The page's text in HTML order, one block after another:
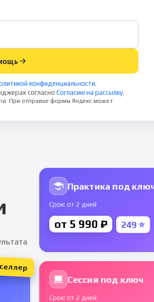
конфиденциальности.
согласно Согласию на рассылку.
При отправке формы Яндекс может
Практика под
Срок: от 2 дней
от 5 990 ₽ 249 ⭐
Сессия под ключ
Срок: от 2 дней